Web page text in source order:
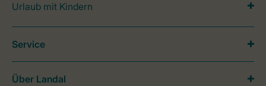
Urlaub mit Kindern
Service
Über Landal